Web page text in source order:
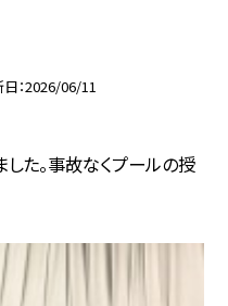
日 2026/06/11
た。事故なくプールの授